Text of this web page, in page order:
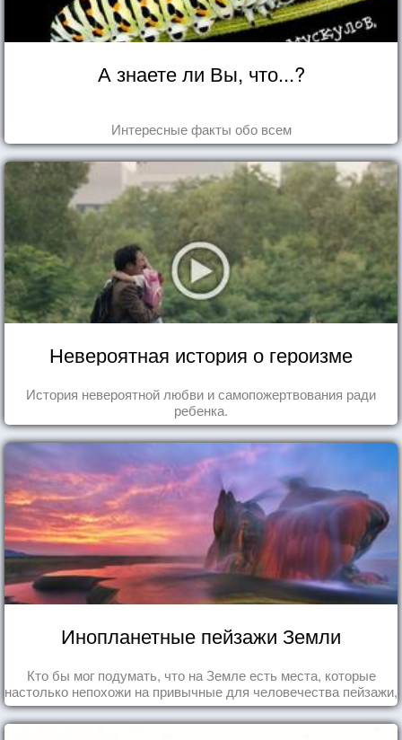
А знаете ли Вы, что...?
Интересные факты обо всем
Невероятная история о героизме
История невероятной любви и самопожертвования ради
ребенка.
Инопланетные пейзажи Земли
Кто бы мог подумать, что на Земле есть места, которые
настолько непохожи на привычные для человечества пейзажи,
что кажутся и вовсе инопланетными!